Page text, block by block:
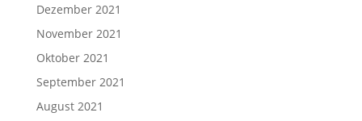
Dezember 2021
November 2021
Oktober 2021
September 2021
August 2021